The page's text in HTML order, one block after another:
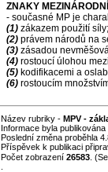
ZNAKY
- současné MP je
(1) zákazem použití síly;
(2) právem národů na
(3) zásadou
(4) rostoucí úlohou
(5) kodifikacemi a
(6) rostoucím
Název rubriky - MPV -
Informace byla publikována
Poslední změna proběhla
Příspěvek k publikaci
Počet zobrazení 26583.